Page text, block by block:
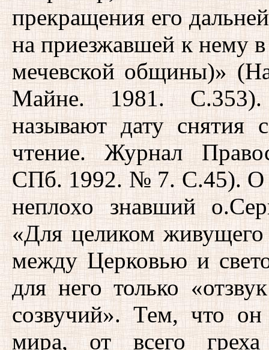
прекращения его
на приезжавшей к нему
мечевской общины)»
Майне. 1981. С.353).
называют дату снятия
чтение. Журнал
СПб. 1992. № 7. С.45). О
неплохо знавший
«Для целиком живущего
между Церковью и
для него только
созвучий». Тем, что он
мира, от всего